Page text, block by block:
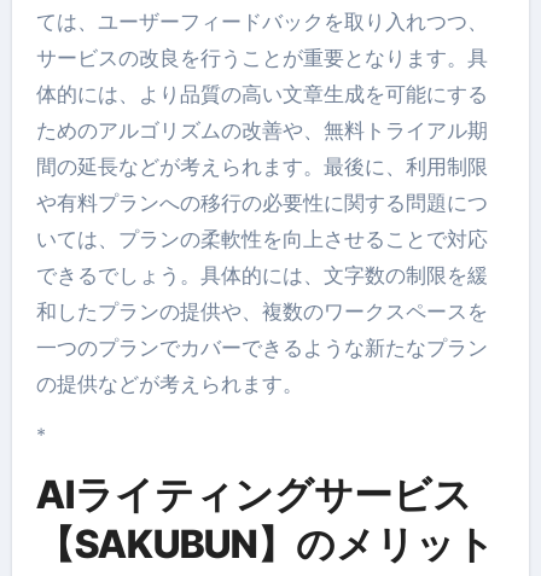
ては、ユーザーフィードバックを取り入れつつ、
サービスの改良を行うことが重要となります。具
体的には、より品質の高い文章生成を可能にする
ためのアルゴリズムの改善や、無料トライアル期
間の延長などが考えられます。最後に、利用制限
や有料プランへの移行の必要性に関する問題につ
いては、プランの柔軟性を向上させることで対応
できるでしょう。具体的には、文字数の制限を緩
和したプランの提供や、複数のワークスペースを
一つのプランでカバーできるような新たなプラン
の提供などが考えられます。
*
AIライティングサービス
【SAKUBUN】のメリット